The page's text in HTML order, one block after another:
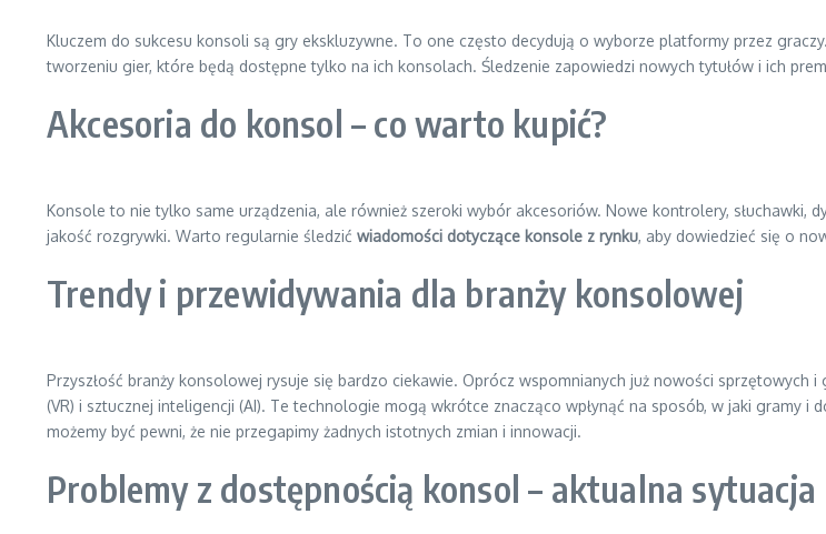
Kluczem do sukcesu konsoli są gry ekskluzywne. To one często decydują o wyborze platformy przez
tworzeniu gier, które będą dostępne tylko na ich konsolach. Śledzenie zapowiedzi nowych tytułów i ich
Akcesoria do konsol – co warto kupić?
Konsole to nie tylko same urządzenia, ale również szeroki wybór akcesoriów. Nowe kontrolery,
jakość rozgrywki. Warto regularnie śledzić wiadomości dotyczące konsole z rynku, aby dowiedzieć się o
Trendy i przewidywania dla branży konsolowej
Przyszłość branży konsolowej rysuje się bardzo ciekawie. Oprócz wspomnianych już nowości
(VR) i sztucznej inteligencji (AI). Te technologie mogą wkrótce znacząco wpłynąć na sposób, w jaki gramy i
możemy być pewni, że nie przegapimy żadnych istotnych zmian i innowacji.
Problemy z dostępnością konsol – aktualna sytuacja